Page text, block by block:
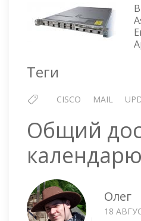
Теги
CISCO MAIL
Общий
Олег
18